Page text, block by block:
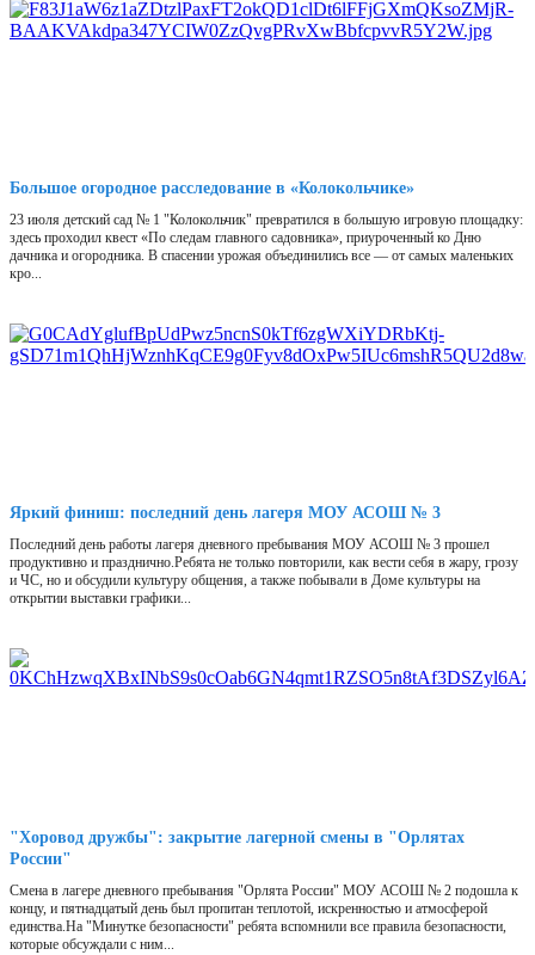
Большое огородное расследование в «Колокольчике»
23 июля детский сад № 1 "Колокольчик" превратился в большую игровую площадку:
здесь проходил квест «По следам главного садовника», приуроченный ко Дню
дачника и огородника. В спасении урожая объединились все — от самых маленьких
кро...
Яркий финиш: последний день лагеря МОУ АСОШ № 3
Последний день работы лагеря дневного пребывания МОУ АСОШ № 3 прошел
продуктивно и празднично.Ребята не только повторили, как вести себя в жару, грозу
и ЧС, но и обсудили культуру общения, а также побывали в Доме культуры на
открытии выставки графики...
"Хоровод дружбы": закрытие лагерной смены в "Орлятах
России"
Смена в лагере дневного пребывания "Орлята России" МОУ АСОШ № 2 подошла к
концу, и пятнадцатый день был пропитан теплотой, искренностью и атмосферой
единства.На "Минутке безопасности" ребята вспомнили все правила безопасности,
которые обсуждали с ним...